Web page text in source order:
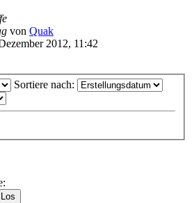
von Quak
2012, 11:42
Sortiere nach: